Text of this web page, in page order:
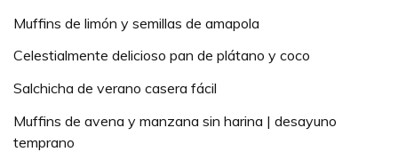
Muffins de limón y semillas de amapola
Celestialmente delicioso pan de plátano y coco
Salchicha de verano casera fácil
Muffins de avena y manzana sin harina | desayuno
temprano